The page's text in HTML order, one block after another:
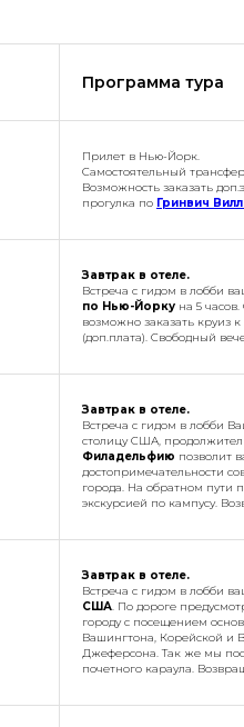
Программа тура
Прилет в Нью-Йорк.
Самостоятельный
Возможность заказать
прогулка по Гринвич
Завтрак в отеле.
Встреча с гидом в лобби
по Нью-Йорку на 5
возможно заказать круиз
(доп.плата). Свободный
Завтрак в отеле.
Встреча с гидом в лобби
столицу США,
Филадельфию позволит
достопримечательности
города. На обратном пути
экскурсией по кампусу.
Завтрак в отеле.
Встреча с гидом в лобби
США. По дороге
городу с посещением
Вашингтона, Корейской и
Джеферсона. Так же мы
почетного караула.